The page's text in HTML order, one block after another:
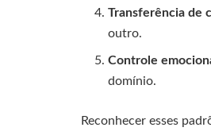
Transferência de
outro.
Controle
domínio.
Reconhecer esses